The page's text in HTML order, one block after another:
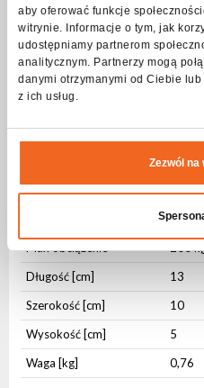
aby oferować funkcje
witrynie. Informacje o tym, jak
udostępniamy partnerom
analitycznym. Partnerzy mogą
danymi otrzymanymi od Ciebie
z ich usług.
Zezwól
Specyfikacja Hak
Parametry fizyczne
Rodzaj obudowy
Mocowanie
Otwór
Kolor obudowy
50
Max obciążenie
200
Długość [cm]
13
Szerokość [cm]
10
Wysokość [cm]
5
Waga [kg]
0,76